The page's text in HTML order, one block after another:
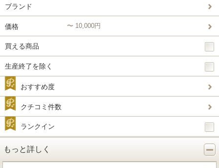
ブランド
価格 〜 10,000円
買える商品
生産終了を除く
おすすめ度
クチコミ件数
ランクイン
もっと詳しく